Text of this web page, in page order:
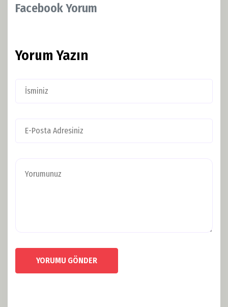
Facebook Yorum
Yorum Yazın
YORUMU GÖNDER